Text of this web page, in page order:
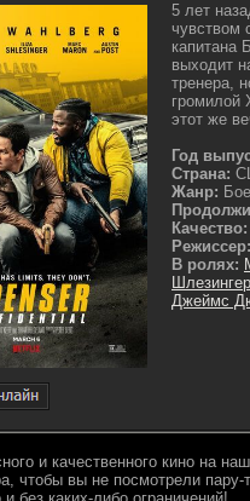
5 лет
чувством
капитана
выходит
тренера,
громилой
этот же
Год
Страна:
Жанр:
Качество:
Режиссер:
В ролях:
Шлезингер
Джеймс
и качественного кино на
чтобы вы не посмотрели